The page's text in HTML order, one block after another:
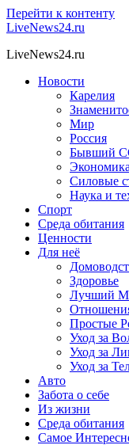
Перейти к контенту
LiveNews24.ru
LiveNews24.ru
Новости
Карелия
Мир
Россия
Бывший
Экономика
Силовые
Наука и
Спорт
Среда обитания
Ценности
Для неё
Здоровье
Лучший
Простые
Уход за
Уход за
Уход за
Авто
Забота о себе
Из жизни
Среда обитания
Самое